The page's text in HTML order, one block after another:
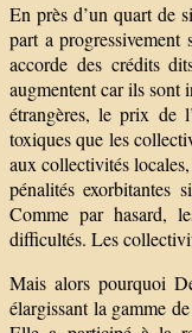
En près d’un quart de
part a
accorde des crédits
augmentent car ils sont
étrangères, le prix de
toxiques que les
aux collectivités
pénalités
Comme par hasard,
difficultés. Les
Mais alors pourquoi
élargissant la gamme